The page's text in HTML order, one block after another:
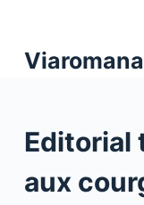
u
Editorial
aux